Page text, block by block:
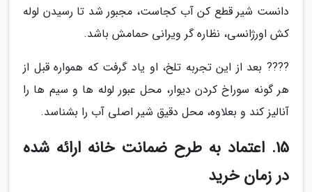
دانست شیر قطع کن آب کجاست، مجبور شد تا رسیدن لوله
کش اورژانسی، نظاره گر ویرانی حمامش باشد.
???? بعد از این تجربه تلخ، او یاد گرفت که همواره قبل از
هر گونه سوراخ کردن دیوار، محل عبور لوله ها و سیم ها را
آنالیز کند و بعلاوه، محل دقیق شیر اصلی آب را بشناسد.
15. اعتماد به طرح ضمانت خانه ارائه شده
در زمان خرید